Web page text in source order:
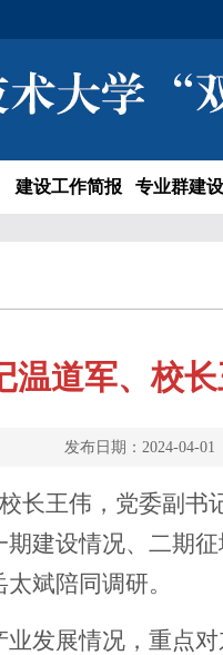
建设工作简报 专业群建设
温道军、校
发布日期：2024-
长王伟，党委副
建设情况、二期
斌陪同调研。
发展情况，重点